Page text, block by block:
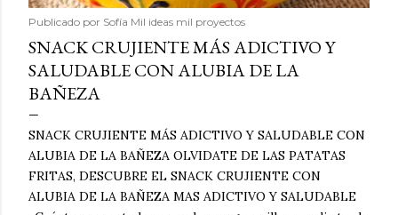
Publicado por Sofía Mil ideas mil proyectos
SNACK CRUJIENTE MÁS ADICTIVO Y
SALUDABLE CON ALUBIA DE LA
BAÑEZA
SNACK CRUJIENTE MÁS ADICTIVO Y SALUDABLE CON
ALUBIA DE LA BAÑEZA OLVIDATE DE LAS PATATAS
FRITAS, DESCUBRE EL SNACK CRUJIENTE CON
ALUBIA DE LA BAÑEZA MAS ADICTIVO Y SALUDABLE